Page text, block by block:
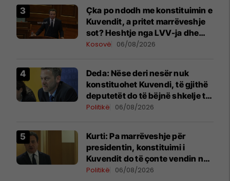
Çka po ndodh me konstituimin e
Kuvendit, a pritet marrëveshje
sot? Heshtje nga LVV-ja dhe
LDK-ja
Kosovë 06/08/2026
Deda: Nëse deri nesër nuk
konstituohet Kuvendi, të gjithë
deputetët do të bëjnë shkelje të
rëndë kushtetuese
Politikë 06/08/2026
Kurti: Pa marrëveshje për
presidentin, konstituimi i
Kuvendit do të çonte vendin në
zgjedhje të reja
Politikë 06/08/2026